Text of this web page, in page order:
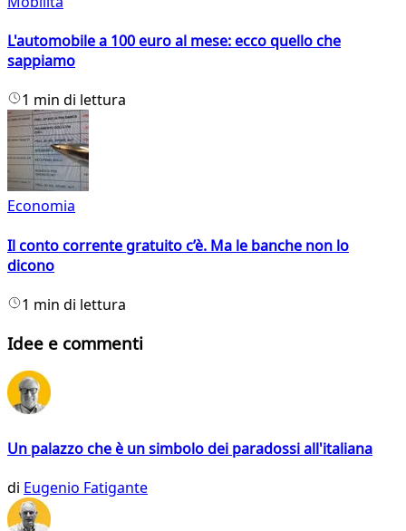
L'automobile a 100 euro al mese: ecco quello che
sappiamo
1 min di lettura
Economia
Il conto corrente gratuito c’è. Ma le banche non lo
dicono
1 min di lettura
Idee e commenti
Un palazzo che è un simbolo dei paradossi all'italiana
di Eugenio Fatigante